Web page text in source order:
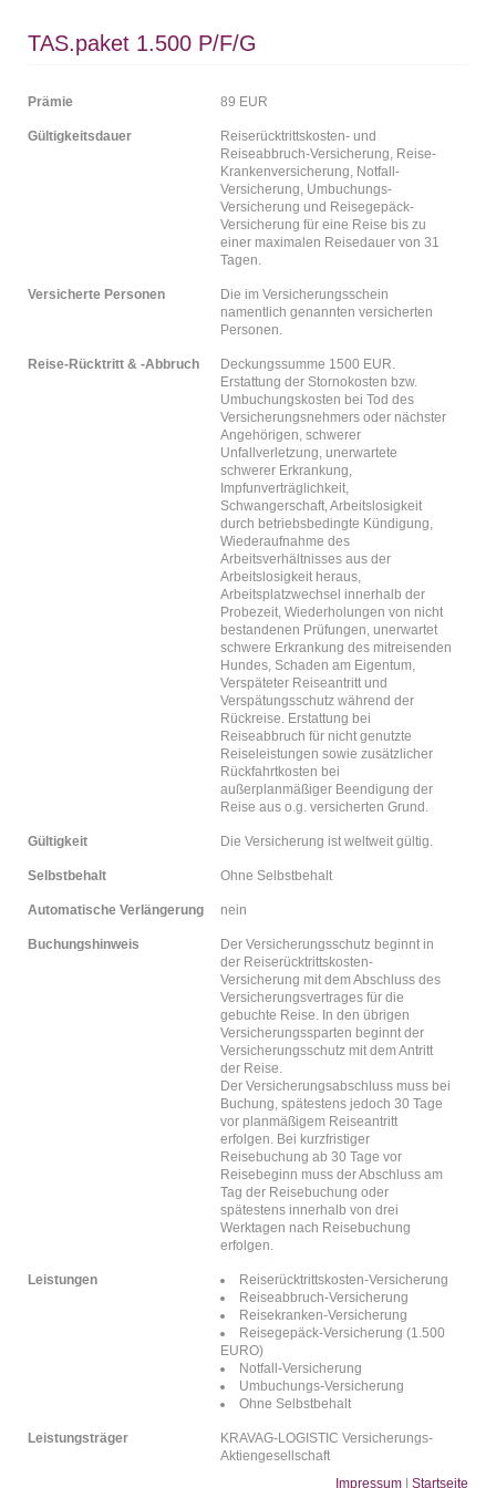
TAS.paket 1.500 P/F/G
Prämie 89 EUR
Gültigkeitsdauer
Reiserücktrittskosten- und
Reiseabbruch-Versicherung, Reise-
Krankenversicherung, Notfall-
Versicherung, Umbuchungs-
Versicherung und Reisegepäck-
Versicherung für eine Reise bis zu
einer maximalen Reisedauer von 31
Tagen.
Versicherte Personen
Die im Versicherungsschein
namentlich genannten versicherten
Personen.
Reise-Rücktritt & -Abbruch
Deckungssumme 1500 EUR.
Erstattung der Stornokosten bzw.
Umbuchungskosten bei Tod des
Versicherungsnehmers oder nächster
Angehörigen, schwerer
Unfallverletzung, unerwartete
schwerer Erkrankung,
Impfunverträglichkeit,
Schwangerschaft, Arbeitslosigkeit
durch betriebsbedingte Kündigung,
Wiederaufnahme des
Arbeitsverhältnisses aus der
Arbeitslosigkeit heraus,
Arbeitsplatzwechsel innerhalb der
Probezeit, Wiederholungen von nicht
bestandenen Prüfungen, unerwartet
schwere Erkrankung des mitreisenden
Hundes, Schaden am Eigentum,
Verspäteter Reiseantritt und
Verspätungsschutz während der
Rückreise. Erstattung bei
Reiseabbruch für nicht genutzte
Reiseleistungen sowie zusätzlicher
Rückfahrtkosten bei
außerplanmäßiger Beendigung der
Reise aus o.g. versicherten Grund.
Gültigkeit Die Versicherung ist weltweit gültig.
Selbstbehalt Ohne Selbstbehalt
Automatische Verlängerung nein
Buchungshinweis
Der Versicherungsschutz beginnt in
der Reiserücktrittskosten-
Versicherung mit dem Abschluss des
Versicherungsvertrages für die
gebuchte Reise. In den übrigen
Versicherungssparten beginnt der
Versicherungsschutz mit dem Antritt
der Reise.
Der Versicherungsabschluss muss bei
Buchung, spätestens jedoch 30 Tage
vor planmäßigem Reiseantritt
erfolgen. Bei kurzfristiger
Reisebuchung ab 30 Tage vor
Reisebeginn muss der Abschluss am
Tag der Reisebuchung oder
spätestens innerhalb von drei
Werktagen nach Reisebuchung
erfolgen.
Leistungen
Reiserücktrittskosten-Versicherung
Reiseabbruch-Versicherung
Reisekranken-Versicherung
Reisegepäck-Versicherung (1.500
EURO)
Notfall-Versicherung
Umbuchungs-Versicherung
Ohne Selbstbehalt
Leistungsträger
KRAVAG-LOGISTIC Versicherungs-
Aktiengesellschaft
Impressum
Startseite